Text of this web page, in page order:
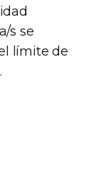
s se
límite de